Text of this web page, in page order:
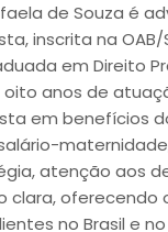
de Souza é
inscrita na OAB/
em Direito
anos de
em benefícios
atenção aos
clara, oferecendo
no Brasil e